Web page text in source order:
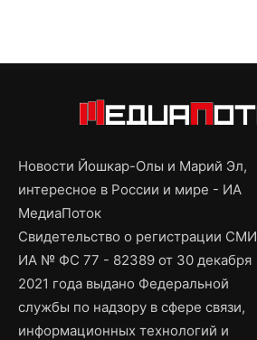
Новости Йошкар-Олы и Марий Эл,
интересное в России и мире - ИА
МедиаПоток
Свидетельство о регистрации СМИ
ИА № ФС 77 - 82389 от 30 декабря
2021 года выдано Федеральной
службы по надзору в сфере связи,
информационных технологий и